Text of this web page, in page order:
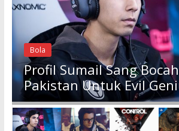
Bola
Profil Sumail Sang
Pakistan Untuk Evil